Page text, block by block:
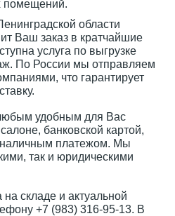
помещений.
области
Ваш заказ в кратчайшие
услуга по выгрузке
По России мы отправляем
что гарантирует
удобным для Вас
банковской картой,
платежом. Мы
так и юридическими
складе и актуальной
+7 (983) 316-95-13. В